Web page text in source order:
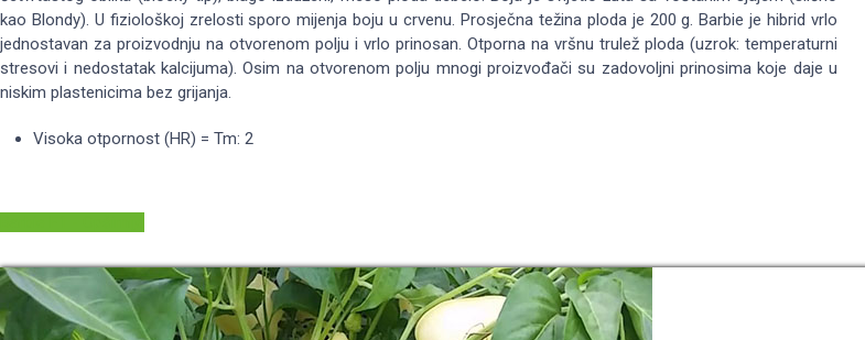
kao Blondy). U fiziološkoj zrelosti sporo mijenja boju u crvenu. Prosječna težina ploda je 200 g. Barbie je hibrid vrlo
jednostavan za proizvodnju na otvorenom polju i vrlo prinosan. Otporna na vršnu trulež ploda (uzrok: temperaturni
stresovi i nedostatak kalcijuma). Osim na otvorenom polju mnogi proizvođači su zadovoljni prinosima koje daje u
niskim plastenicima bez grijanja.
Visoka otpornost (HR) = Tm: 2